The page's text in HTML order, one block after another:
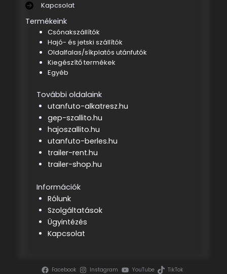
Kapcsolat
Termékeink
Csónakszállítók
Hajó- és jetski szállítók
Oldalfalas/síkplatós utánfutók
Kiegészítő termékek
Egyéb
További oldalaink
utanfuto-alkatresz.hu
gep-szallito.hu
hajoszallito.hu
utanfuto-berles.hu
trailer-rent.hu
trailer-shop.hu
Információk
Rólunk
Szolgáltatások
Ügyintézés
Kapcsolat
Facebook Instagram YouTube TikTok